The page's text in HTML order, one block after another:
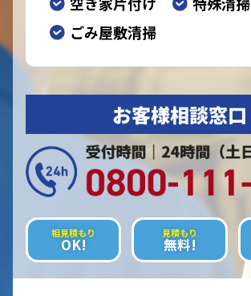
ごみ屋敷清掃
お客様相談窓口
相見積もり
OK!
見積もり
無料!